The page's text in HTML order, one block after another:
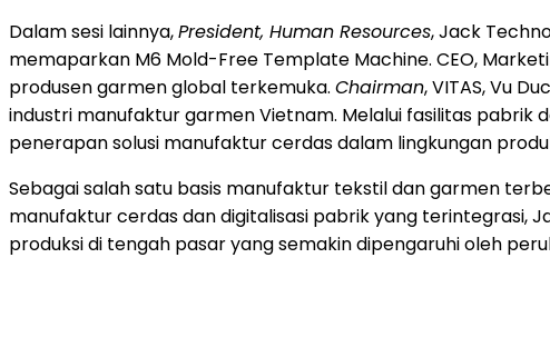
Dalam sesi lainnya,President, Human Resources, Jack
memaparkan M6 Mold-Free Template Machine. CEO,
produsen garmen global terkemuka. Chairman, VITAS, Vu
industri manufaktur garmen Vietnam. Melalui fasilitas pabrik
penerapan solusi manufaktur cerdas dalam lingkungan
Sebagai salah satu basis manufaktur tekstil dan garmen
manufaktur cerdas dan digitalisasi pabrik yang terintegrasi,
produksi di tengah pasar yang semakin dipengaruhi oleh